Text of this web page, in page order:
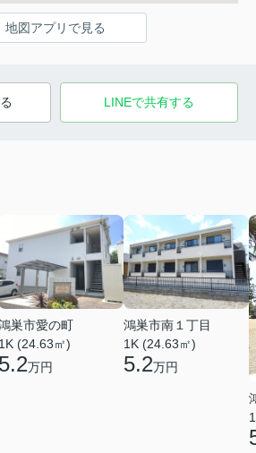
地図アプリで見る
LINEで共有する
巣市愛の町
1K (24.63㎡)
5.2万円
鴻巣市南１丁目
1K (24.63㎡)
5.2万円